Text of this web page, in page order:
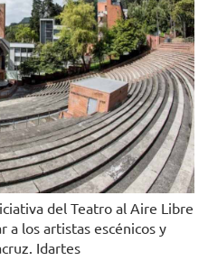
del Teatro al Aire Libre
a los artistas escénicos y
Idartes